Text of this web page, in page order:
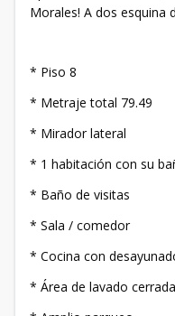
Morales! A dos esquina
* Piso 8
* Metraje total 79.49
* Mirador lateral
* 1 habitación con su
* Baño de visitas
* Sala / comedor
* Cocina con
* Área de lavado cerrada